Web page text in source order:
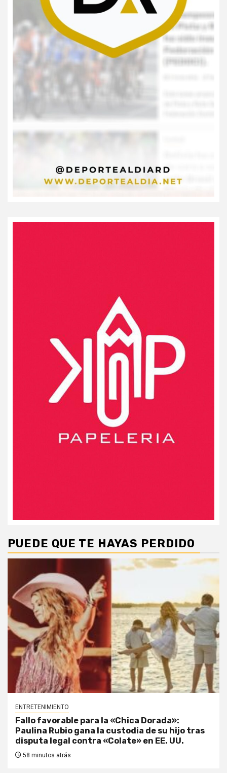
PUEDE QUE TE HAYAS PERDIDO
ENTRETENIMIENTO
Fallo favorable para la «Chica Dorada»:
Paulina Rubio gana la custodia de su hijo tras
disputa legal contra «Colate» en EE. UU.
58 minutos atrás